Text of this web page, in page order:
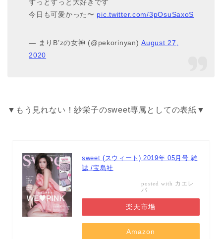
ずっとずっと大好きです
今日も可愛かった〜 pic.twitter.com/3pOsuSaxoS
— まりB’zの女神 (@pekorinyan)August 27,
2020
▼もう見れない！紗栄子のsweet専属としての表紙▼
sweet (スウィート) 2019年 05月号 雑
誌 /宝島社
posted with カエレ
バ
楽天市場
Amazon